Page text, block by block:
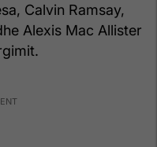
Calvin Ramsay,
Alexis Mac Allister